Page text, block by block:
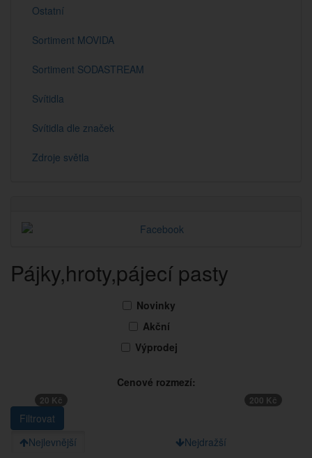
Ostatní
Sortiment MOVIDA
Sortiment SODASTREAM
Svítidla
Svítidla dle značek
Zdroje světla
Pájky,hroty,pájecí pasty
Novinky
Akční
Výprodej
Cenové rozmezí:
20 Kč 200 Kč
Nejlevnější
Nejdražší